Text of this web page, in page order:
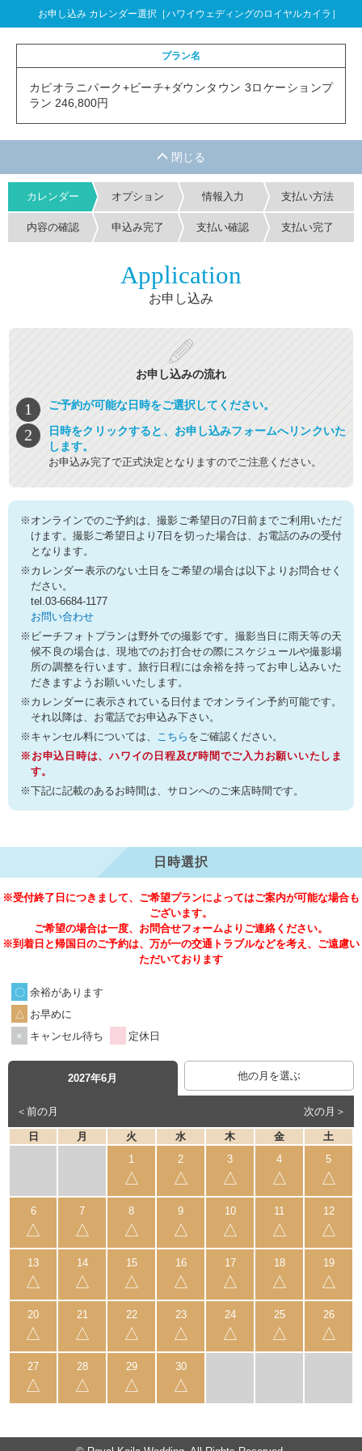
お申し込み カレンダー選択［ハワイウェディングのロイヤルカイラ］
プラン名
カピオラニパーク+ビーチ+ダウンタウン 3ロケーションプ
ラン 246,800円
カレンダー オプション 情報入力 支払い方法
内容の確認 申込み完了 支払い確認 支払い完了
Application
お申し込み
お申し込みの流れ
ご予約が可能な日時をご選択してください。
日時をクリックすると、お申し込みフォームへリンクいた
します。
お申込み完了で正式決定となりますのでご注意ください。
※オンラインでのご予約は、撮影ご希望日の7日前までご利用いただ
けます。撮影ご希望日より7日を切った場合は、お電話のみの受付
となります。
※カレンダー表示のない土日をご希望の場合は以下よりお問合せく
ださい。
tel.03-6684-1177
お問い合わせ
※ビーチフォトプランは野外での撮影です。撮影当日に雨天等の天
候不良の場合は、現地でのお打合せの際にスケジュールや撮影場
所の調整を行います。旅行日程には余裕を持ってお申し込みいた
だきますようお願いいたします。
※カレンダーに表示されている日付までオンライン予約可能です。
それ以降は、お電話でお申込み下さい。
※キャンセル料については、 こちら をご確認ください。
※お申込日時は、ハワイの日程及び時間でご入力お願いいたしま
す。
※下記に記載のあるお時間は、サロンへのご来店時間です。
日時選択
※受付終了日につきまして、ご希望プランによってはご案内が可能な場合も
ございます。
ご希望の場合は一度、お問合せフォームよりご連絡ください。
※到着日と帰国日のご予約は、万が一の交通トラブルなどを考え、ご遠慮い
ただいております
余裕があります
お早めに
キャンセル待ち
定休日
2027年6月 他の月を選ぶ
＜前の月 次の月＞
日 月 火 水 木 金 土
△ △ △ △ △
△ △ △ △ △ △ △
△ △ △ △ △ △ △
△ △ △ △ △ △ △
△ △ △ △